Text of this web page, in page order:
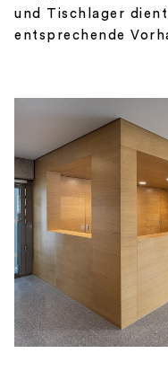
und Tischlager
entsprechende